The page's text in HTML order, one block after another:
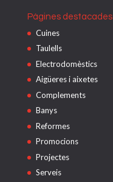
Pàgines destacades
Cuines
Taulells
Electrodomèstics
Aigüeres i aixetes
Complements
Banys
Reformes
Promocions
Projectes
Serveis